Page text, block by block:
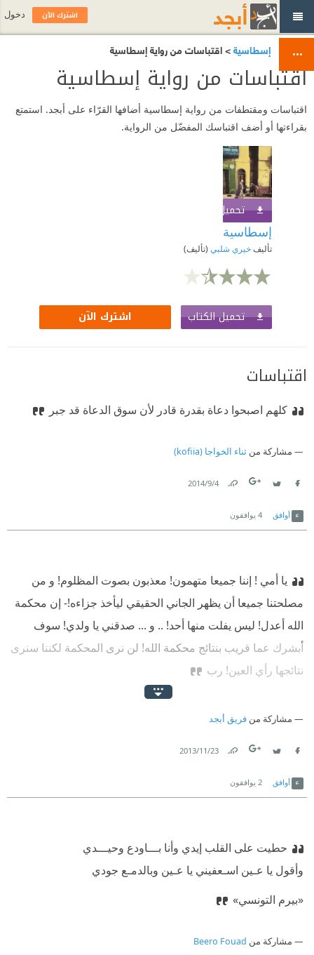
إسطاسية> اقتباسات من رواية إسطاسية
اقتباسات من رواية إسطاسية
اقتباسات ومقتطفات من رواية إسطاسية أضافها القرّاء على أبجد. استمتع
بقراءتها أو أضف اقتباسك المفضّل من الرواية.
تحميل الكتاب
إسطاسية
تأليفخيري شلبي (تأليف)
تحميل الكتاب اشترك الآن
اقتباسات
كلهم اصبحوا دعاة بقدرة قادر لأن سوق الدعاة قد جبر
مشاركة من ثناء الخواجا (kofiia)
4‏/9‏/2014
أوافق 4 يوافقون
يا أمي ! إننا جميعا متهمون! معذبون بصوت المظلوم! و من
مصلحتنا جميعا أن يظهر الجاني الحقيقي ليأخذ جزاءه!- إن محكمة
الله أعدل! ليس يفلت منها أحد! .. و ... صدقني يا ولدي! سوف
أبشرك عما قريب بنتائج محكمة الله! لن نرى المحكمة لكننا سنرى
نتائجها رأي العين! رب
مشاركة من فريق أبجد
23‏/11‏/2013
أوافق 2 يوافقون
حطيت على القلب إيدي وأنا بـــاودع وحيـــدي
‫وأقول يا عـين اسـعفيني يا عـين وبالدمـع جودي
‫«بيرم التونسي»
مشاركة من Beero Fouad
اشترك الآن دخول